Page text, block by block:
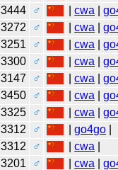
3444 ♂ |cwa |
3272 ♂ |cwa |
3251 ♂ |cwa |
3300 ♂ |cwa |
3147 ♂ |cwa |
3450 ♂ |cwa |
3325 ♂ |cwa |
3312 ♂ |go4go
3312 ♂ |cwa
3201 ♂ |cwa |